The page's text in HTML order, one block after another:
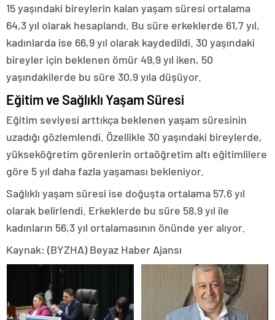
15 yaşındaki bireylerin kalan yaşam süresi ortalama
64,3 yıl olarak hesaplandı. Bu süre erkeklerde 61,7 yıl,
kadınlarda ise 66,9 yıl olarak kaydedildi. 30 yaşındaki
bireyler için beklenen ömür 49,9 yıl iken, 50
yaşındakilerde bu süre 30,9 yıla düşüyor.
Eğitim ve Sağlıklı Yaşam Süresi
Eğitim seviyesi arttıkça beklenen yaşam süresinin
uzadığı gözlemlendi. Özellikle 30 yaşındaki bireylerde,
yükseköğretim görenlerin ortaöğretim altı eğitimlilere
göre 5 yıl daha fazla yaşaması bekleniyor.
Sağlıklı yaşam süresi ise doğuşta ortalama 57,6 yıl
olarak belirlendi. Erkeklerde bu süre 58,9 yıl ile
kadınların 56,3 yıl ortalamasının önünde yer alıyor.
Kaynak: (BYZHA) Beyaz Haber Ajansı